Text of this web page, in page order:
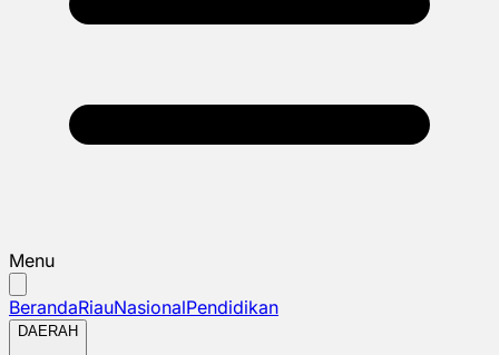
Menu
BerandaRiauNasionalPendidikan
DAERAH